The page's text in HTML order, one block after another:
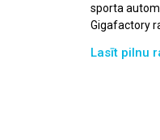
sporta
Gigafactory
Lasīt pilnu